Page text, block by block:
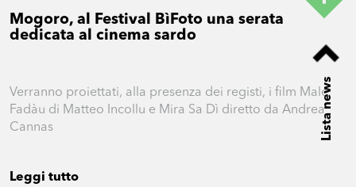
Mogoro, al Festival BìFoto una serata
dedicata al cinema sardo
Verranno proiettati, alla presenza dei registi, i film Male
Fadàu di Matteo Incollu e Mira Sa Dì diretto da Andrea
Cannas
Leggi tutto
Lista news